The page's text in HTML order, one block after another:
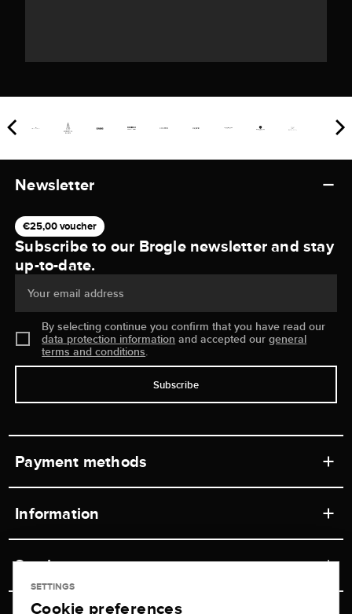
Newsletter
€25,00 voucher
Subscribe to our Brogle newsletter and stay
up-to-date.
Your email address
By selecting continue you confirm that you have read our
data protection information and accepted ourgeneral
terms and conditions.
Subscribe
Payment methods
Information
Retail store
Service
Contact
SETTINGS
Cookie preferences